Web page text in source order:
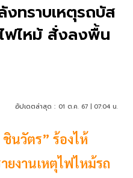
ทราบเหตุรถบัส
ฟไหม้ สั่งลงพื้น
อัปเดตล่าสุด : 01 ต.ค. 67 | 07:04 น.
นวัตร” ร้องไห้
ยงานเหตุไฟไหม้รถ